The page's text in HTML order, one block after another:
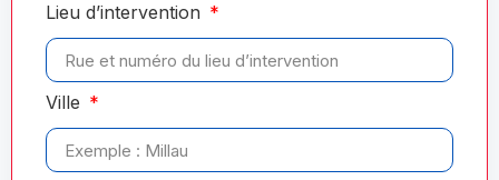
Lieu d’intervention
Ville